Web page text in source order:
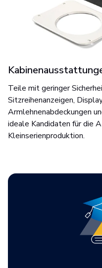
Teile mit geringer
Sitzreihenanzeigen,
Armlehnenabdeckungen
ideale Kandidaten für die
Kleinserienproduktion.